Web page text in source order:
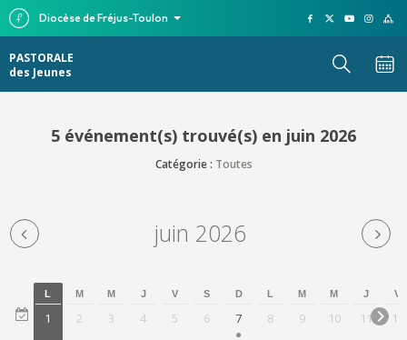
Diocèse de Fréjus-Toulon
PASTORALE
des Jeunes
5 événement(s) trouvé(s) en juin 2026
Catégorie : Toutes
juin 2026
L
1
M
2
M
3
J
4
V
5
S
6
D
7
L
8
M
9
M
10
J
11
V
12